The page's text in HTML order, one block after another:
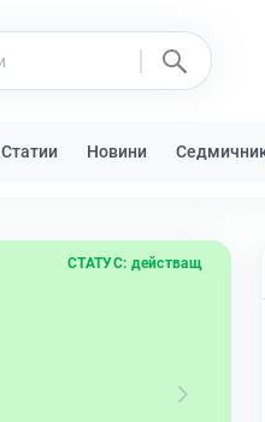
Статии Новини
СТАТУС: действащ